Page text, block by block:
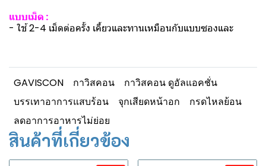
แบบเม็ด :
- ใช้ 2-4 เม็ดต่อครั้ง เคี้ยวและทานเหมือนกับแบบซองและ
GAVISCON กาวิสคอน
กาวิสคอน ดูอัลแอคชั่น
บรรเทาอาการแสบร้อน
จุกเสียดหน้าอก
กรดไหลย้อน
ลดอาการอาหารไม่ย่อย
สินค้าที่เกี่ยวข้อง